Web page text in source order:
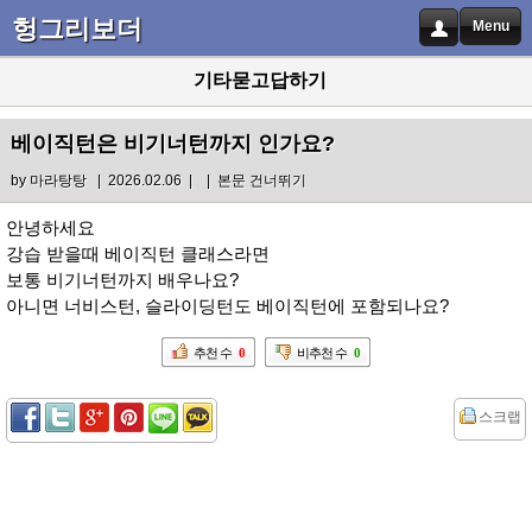
헝그리보더 Menu
기타묻고답하기
베이직턴은 비기너턴까지 인가요?
by 마라탕탕| 2026.02.06 | | 본문 건너뛰기
안녕하세요
강습 받을때 베이직턴 클래스라면
보통 비기너턴까지 배우나요?
아니면 너비스턴, 슬라이딩턴도 베이직턴에 포함되나요?
추천 수 0 비추천 수 0
스크랩